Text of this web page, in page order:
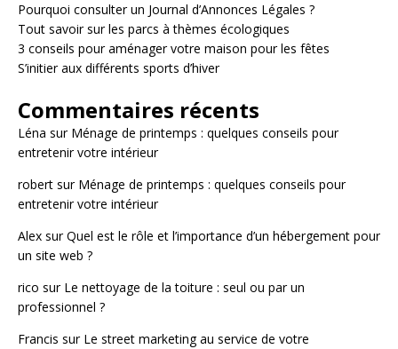
Pourquoi consulter un Journal d’Annonces Légales ?
Tout savoir sur les parcs à thèmes écologiques
3 conseils pour aménager votre maison pour les fêtes
S’initier aux différents sports d’hiver
Commentaires récents
Léna sur Ménage de printemps : quelques conseils pour
entretenir votre intérieur
robert sur Ménage de printemps : quelques conseils pour
entretenir votre intérieur
Alex surQuel est le rôle et l’importance d’un hébergement pour
un site web ?
rico sur Le nettoyage de la toiture : seul ou par un
professionnel ?
Francis sur Le street marketing au service de votre